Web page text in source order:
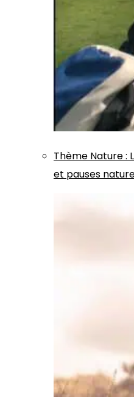
Thème Nature:
et pauses